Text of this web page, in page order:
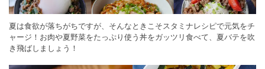
夏は食欲が落ちがちですが、そんなときこそスタミナレシピで元気をチ
ャージ！お肉や夏野菜をたっぷり使う丼をガッツリ食べて、夏バテを吹
き飛ばしましょう！